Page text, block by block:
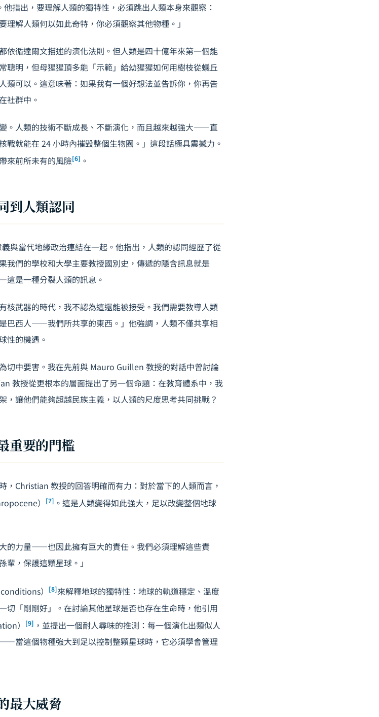
指出，要理解人類的獨特性，必須跳出人類本身來觀察：
理解人類何以如此奇特，你必須觀察其他物種。」
依循達爾文描述的演化法則。但人類是四十億年來第一個能
聰明，但母猩猩頂多能「示範」給幼猩猩如何用樹枝從蟻丘
可以。這意味著：如果我有一個好想法並告訴你，你再告
社群中。
。人類的技術不斷成長、不斷演化，而且越來越強大——直
戰就能在 24 小時內摧毀整個生物圈。」這段話極具震撼力。
來前所未有的風險[6] 。
到人類認同
與當代地緣政治連結在一起。他指出，人類的認同經歷了從
我們的學校和大學主要教授國別史，傳遞的隱含訊息就是
這是一種分裂人類的訊息。
核武器的時代，我不認為這還能被接受。我們需要教導人類
巴西人——我們所共享的東西。」他強調，人類不僅共享相
性的機遇。
切中要害。我在先前與 Mauro Guillen 教授的對話中曾討論
教授從更根本的層面提出了另一個命題：在教育體系中，我
，讓他們能夠超越民族主義，以人類的尺度思考共同挑戰？
重要的門檻
，Christian 教授的回答明確而有力：對於當下的人類而言，
） [7] 。這是人類變得如此強大，足以改變整個地球
的力量——也因此擁有巨大的責任。我們必須理解這些責
，保護這顆星球。」
） [8]來解釋地球的獨特性：地球的軌道穩定、溫度
「剛剛好」。在討論其他星球是否也存在生命時，他引用
）
[9] ，並提出一個耐人尋味的推測：每一個演化出類似人
當這個物種強大到足以控制整顆星球時，它必須學會管理
最大威脅